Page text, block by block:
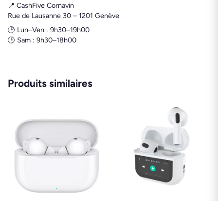
📍 CashFive Cornavin
Rue de Lausanne 30 – 1201 Genève
🕒 Lun–Ven : 9h30–19h00
🕒 Sam : 9h30–18h00
Produits similaires